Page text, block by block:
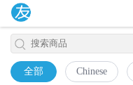
全部 Chinese